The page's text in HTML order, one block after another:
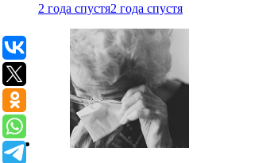
2 года спустя2 года спустя